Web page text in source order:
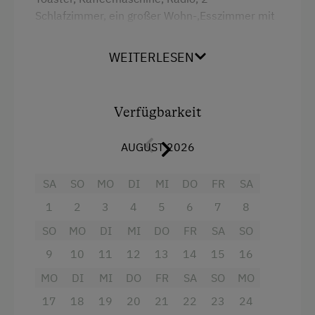
Geführte Schneeschuhwanderungen
Kulinarik / Genuss
Kräutererlebnis
Urlaub für Familien
Romantikurlaub zu zweit
Flitterwochen am Bauernhof
Schlafzimmer, ein großer Wohn-,Esszimmer mit
Fußbodenheizung.
Backofen
Wlan
WEITERLESEN
Verfügbarkeit
AUGUST 2026
SA
1
SO
2
MO
3
DI
4
MI
5
DO
6
FR
7
SA
8
SO
9
MO
10
DI
11
MI
12
DO
13
FR
14
SA
15
SO
16
MO
17
DI
18
MI
19
DO
20
FR
21
SA
22
SO
23
MO
24